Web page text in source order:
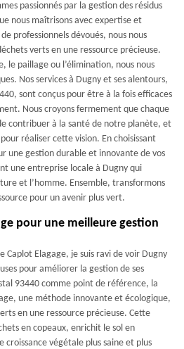
passionnés par la gestion des résidus
nous maîtrisons avec expertise et
professionnels dévoués, nous nous
verts en une ressource précieuse.
le paillage ou l’élimination, nous nous
Nos services à Dugny et ses alentours,
sont conçus pour être à la fois efficaces
Nous croyons fermement que chaque
contribuer à la santé de notre planète, et
réaliser cette vision. En choisissant
une gestion durable et innovante de vos
une entreprise locale à Dugny qui
et l’homme. Ensemble, transformons
pour un avenir plus vert.
pour une meilleure gestion
Caplot Elagage, je suis ravi de voir Dugny
pour améliorer la gestion de ses
93440 comme point de référence, la
une méthode innovante et écologique,
en une ressource précieuse. Cette
en copeaux, enrichit le sol en
végétale plus saine et plus